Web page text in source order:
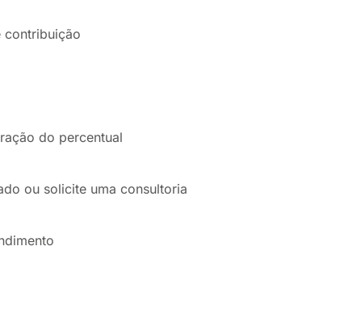
contribuição
do percentual
ou solicite uma consultoria